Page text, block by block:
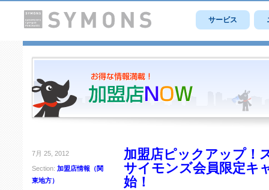
サービス
7月 25, 2012
Section: 加盟店情報（関
東地方）
加盟店ピックアップ！
サイモンズ会員限定キ
始！